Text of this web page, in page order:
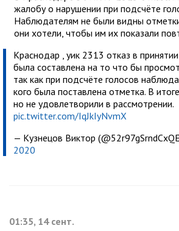
жалобу о нарушении при подсчёте
Наблюдателям не были видны
они хотели, чтобы им их показали
Краснодар , уик 2313 отказ в
была составлена на то что бы
так как при подсчёте голосов
кого была поставлена отметка. В
но не удовлетворили в рассмотрении.
pic.twitter.com/IqJkIyNvmX
— Кузнецов Виктор
2020
01:35, 14 сент.